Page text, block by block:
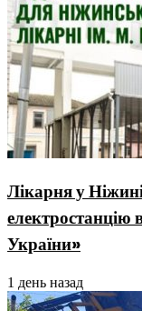
Лікарня у
електростанцію
України»
1 день назад